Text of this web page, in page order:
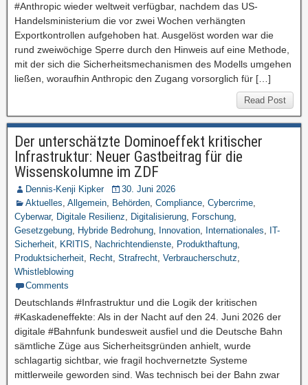
#Anthropic wieder weltweit verfügbar, nachdem das US-
Handelsministerium die vor zwei Wochen verhängten
Exportkontrollen aufgehoben hat. Ausgelöst worden war die
rund zweiwöchige Sperre durch den Hinweis auf eine Methode,
mit der sich die Sicherheitsmechanismen des Modells umgehen
ließen, woraufhin Anthropic den Zugang vorsorglich für […]
Read Post
Der unterschätzte Dominoeffekt kritischer
Infrastruktur: Neuer Gastbeitrag für die
Wissenskolumne im ZDF
Dennis-Kenji Kipker
30. Juni 2026
Aktuelles, Allgemein, Behörden, Compliance, Cybercrime,
Cyberwar, Digitale Resilienz, Digitalisierung, Forschung,
Gesetzgebung, Hybride Bedrohung, Innovation, Internationales, IT-
Sicherheit, KRITIS, Nachrichtendienste, Produkthaftung,
Produktsicherheit, Recht, Strafrecht, Verbraucherschutz,
Whistleblowing
Comments
Deutschlands #Infrastruktur und die Logik der kritischen
#Kaskadeneffekte: Als in der Nacht auf den 24. Juni 2026 der
digitale #Bahnfunk bundesweit ausfiel und die Deutsche Bahn
sämtliche Züge aus Sicherheitsgründen anhielt, wurde
schlagartig sichtbar, wie fragil hochvernetzte Systeme
mittlerweile geworden sind. Was technisch bei der Bahn zwar